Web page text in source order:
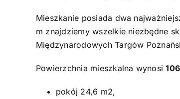
Mieszkanie posiada dwa
m znajdziemy wszelkie niezbędne
Międzynarodowych Targów
Powierzchnia mieszkalna wynosi
pokój 24,6 m2,